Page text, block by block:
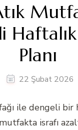
Planı
22 Şubat 2026
ile dengeli bir
israfı